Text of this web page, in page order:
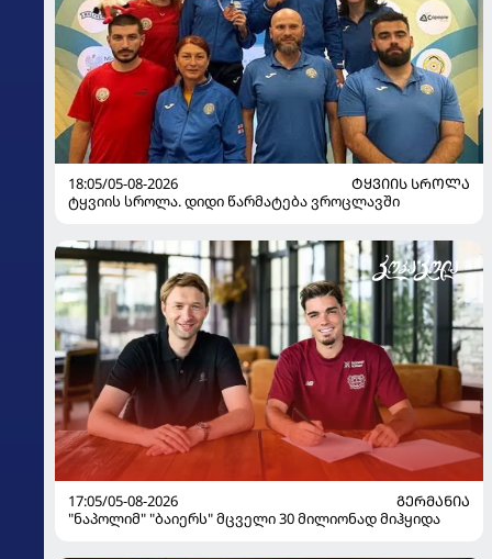
18:05/05-08-2026
ᲢᲧᲕᲘᲘᲡ ᲡᲠᲝᲚᲐ
ტყვიის სროლა. დიდი წარმატება ვროცლავში
17:05/05-08-2026
ᲒᲔᲠᲛᲐᲜᲘᲐ
"ნაპოლიმ" "ბაიერს" მცველი 30 მილიონად მიჰყიდა